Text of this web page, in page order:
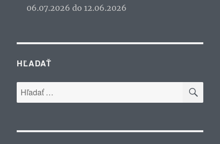
06.07.2026 do 12.06.2026
HĽADAŤ
Hľadať: